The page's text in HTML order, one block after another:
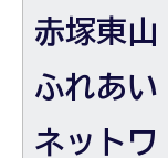
赤塚東山
ふれあい
ネットワ